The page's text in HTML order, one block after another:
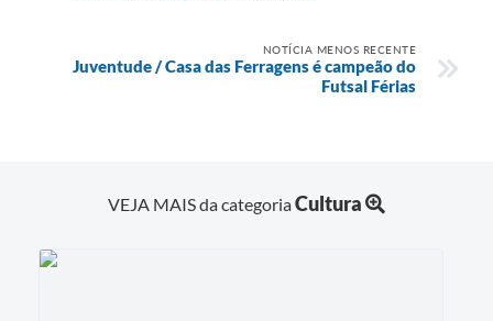
NOTÍCIA MENOS RECENTE
Juventude / Casa das Ferragens é campeão do
Futsal Férias
VEJA MAIS da categoriaCultura